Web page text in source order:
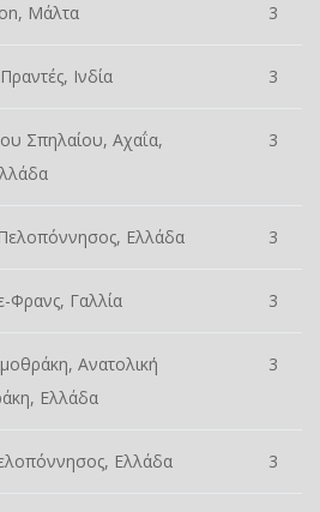
Μάλτα 3
Ινδία 3
Σπηλαίου, Αχαΐα,
3
Ελλάδα 3
Φρανς, Γαλλία 3
Ανατολική
Ελλάδα
3
Ελλάδα 3